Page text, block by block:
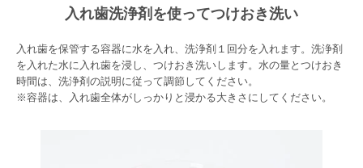
入れ歯洗浄剤を使ってつけおき洗い
入れ歯を保管する容器に水を入れ、洗浄剤１回分を入れます。洗浄剤
を入れた水に入れ歯を浸し、つけおき洗いします。水の量とつけおき
時間は、洗浄剤の説明に従って調節してください。
※容器は、入れ歯全体がしっかりと浸かる大きさにしてください。